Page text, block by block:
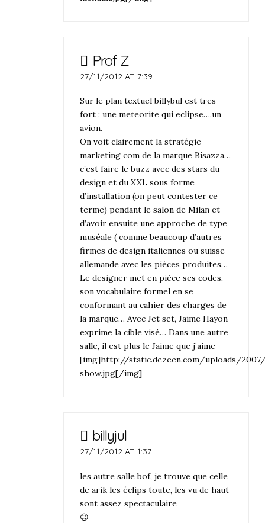
Prof Z
27/11/2012 AT 7:39
Sur le plan textuel billybul est tres
fort : une meteorite qui eclipse….un
avion.
On voit clairement la stratégie
marketing com de la marque Bisazza…
c’est faire le buzz avec des stars du
design et du XXL sous forme
d’installation (on peut contester ce
terme) pendant le salon de Milan et
d’avoir ensuite une approche de type
muséale ( comme beaucoup d’autres
firmes de design italiennes ou suisse
allemande avec les pièces produites…
Le designer met en pièce ses codes,
son vocabulaire formel en se
conformant au cahier des charges de
la marque… Avec Jet set, Jaime Hayon
exprime la cible visé… Dans une autre
salle, il est plus le Jaime que j’aime
[img]http://static.dezeen.com/uploads/
show.jpg[/img]
billyjul
27/11/2012 AT 1:37
les autre salle bof, je trouve que celle
de arik les éclips toute, les vu de haut
sont assez spectaculaire
😉